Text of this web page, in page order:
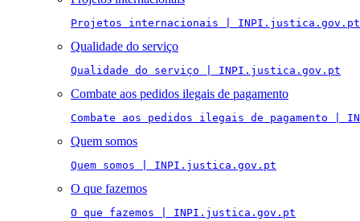
Projetos internacionais | INPI.justica.gov.pt
Qualidade do serviço
Qualidade do serviço | INPI.justica.gov.pt
Combate aos pedidos ilegais de pagamento
Combate aos pedidos ilegais de pagamento |
Quem somos
Quem somos | INPI.justica.gov.pt
O que fazemos
O que fazemos | INPI.justica.gov.pt